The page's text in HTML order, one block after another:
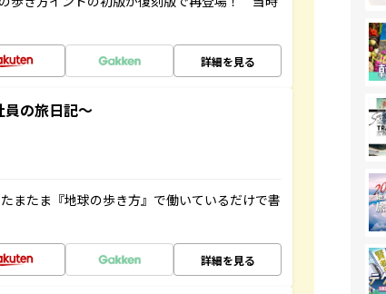
詳細を見る
の旅日記～
またま『地球の歩き方』で働いているだけで書
詳細を見る